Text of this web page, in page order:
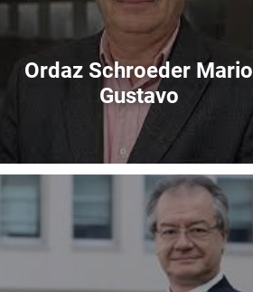
Ordaz Schroeder Mario
Gustavo